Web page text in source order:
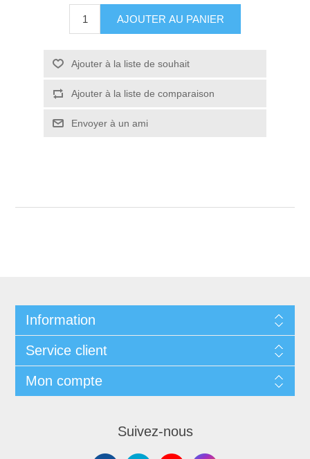
AJOUTER AU PANIER
Ajouter à la liste de souhait
Ajouter à la liste de comparaison
Envoyer à un ami
Information
Service client
Mon compte
Suivez-nous